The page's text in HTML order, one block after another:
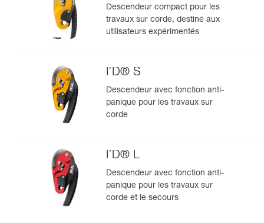
Descendeur compact pour les
travaux sur corde, destiné aux
utilisateurs expérimentés
I’D® S
Descendeur avec fonction anti-
panique pour les travaux sur
corde
I’D® L
Descendeur avec fonction anti-
panique pour les travaux sur
corde et le secours